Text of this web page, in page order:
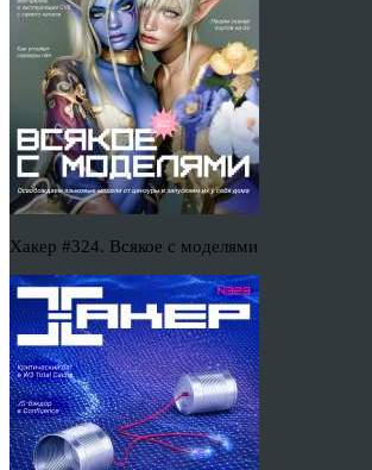
Хакер #324. Всякое с моделями